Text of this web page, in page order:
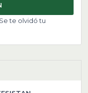
te olvidó tu